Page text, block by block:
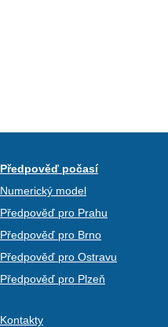
Předpověď počasí
Numerický model
Předpověď pro Prahu
Předpověď pro Brno
Předpověď pro Ostravu
Předpověď pro Plzeň
Kontakty